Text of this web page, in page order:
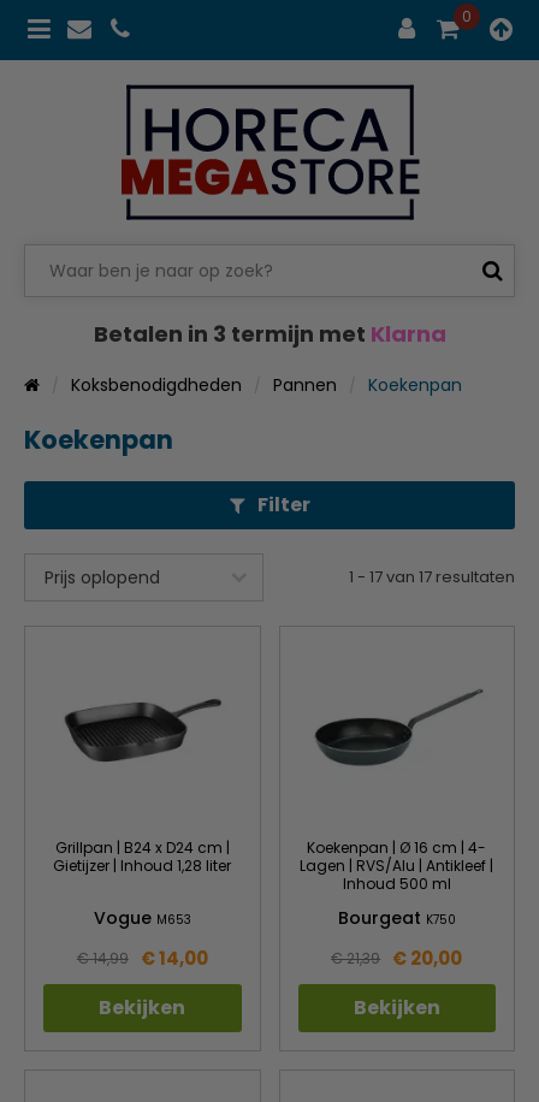
0
Betalen in 3 termijn met Klarna
Koksbenodigdheden Pannen Koekenpan
Koekenpan
Filter
1 - 17van 17 resultaten
Grillpan | B24 x D24 cm |
Gietijzer | Inhoud 1,28 liter
Vogue M653
€ 14,99 € 14,00
Bekijken
Koekenpan | Ø 16 cm | 4-
Lagen | RVS/Alu | Antikleef |
Inhoud 500 ml
Bourgeat K750
€ 21,39 € 20,00
Bekijken